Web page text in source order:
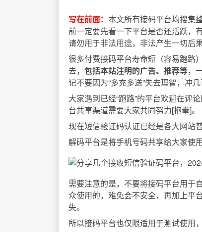
写在前面： 本文所有接码平台均搜集
前一定要先看一下平台是否还活跃，
请勿用于非法用途，非法产生一切后
很多付费接码平台寿命短（容易跑路
去， 包括本站注明的广告、推荐等，
记不要因为“多充多送”失去理智，冲
大家遇到已经“跑路”的平台欢迎在评
台共享渠道需要大家共同努力[抱拳]。
现在短信验证码认证已经是各大网站
解码平台是将手机号码共享给大家使
需要注意的是，不要将接码平台用于
众使用的，难免会不安全，再加上平
失。
所以接码平台也仅限适用于测试使用